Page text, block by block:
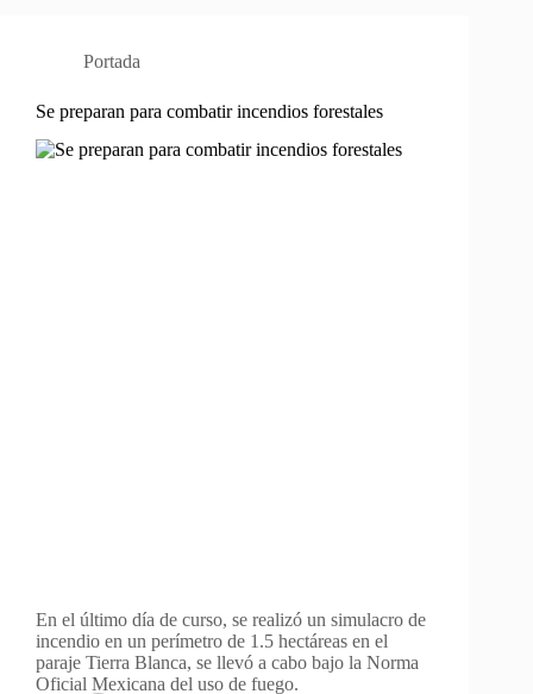
Portada
Se preparan para combatir incendios forestales
En el último día de curso, se realizó un simulacro de
incendio en un perímetro de 1.5 hectáreas en el
paraje Tierra Blanca, se llevó a cabo bajo la Norma
Oficial Mexicana del uso de fuego.